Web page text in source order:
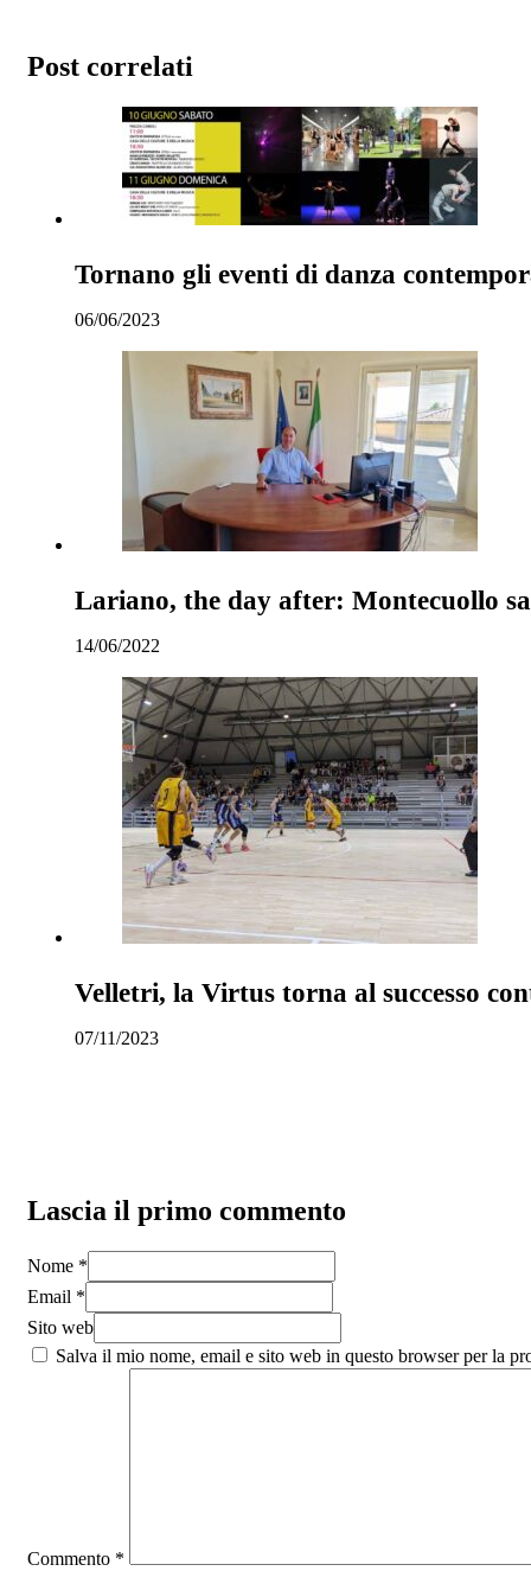
Post correlati
Tornano gli eventi di danza
06/06/2023
Lariano, the day after: Montecuollo
14/06/2022
Velletri, la Virtus torna al successo
07/11/2023
Lascia il primo commento
Nome *
Email *
Sito web
Salva il mio nome, email e sito web in questo browser per la
Commento *